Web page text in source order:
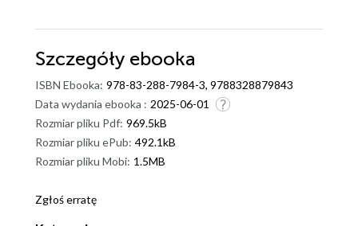
Szczegóły ebooka
ISBN Ebooka: 978-83-288-7984-3, 9788328879843
Data wydania ebooka : 2025-06-01
Rozmiar pliku Pdf: 969.5kB
Rozmiar pliku ePub: 492.1kB
Rozmiar pliku Mobi: 1.5MB
Zgłoś erratę